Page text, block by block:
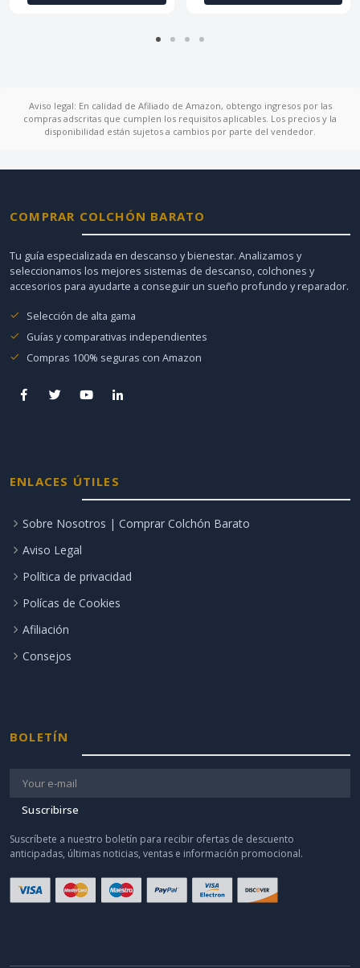
Aviso legal: En calidad de Afiliado de Amazon, obtengo ingresos por las
compras adscritas que cumplen los requisitos aplicables. Los precios y la
disponibilidad están sujetos a cambios por parte del vendedor.
COMPRAR COLCHÓN BARATO
Tu guía especializada en descanso y bienestar. Analizamos y
seleccionamos los mejores sistemas de descanso, colchones y
accesorios para ayudarte a conseguir un sueño profundo y reparador.
Selección de alta gama
Guías y comparativas independientes
Compras 100% seguras con Amazon
ENLACES ÚTILES
Sobre Nosotros | Comprar Colchón Barato
Aviso Legal
Política de privacidad
Polícas de Cookies
Afiliación
Consejos
BOLETÍN
Suscribirse
Suscríbete a nuestro boletín para recibir ofertas de descuento
anticipadas, últimas noticias, ventas e información promocional.